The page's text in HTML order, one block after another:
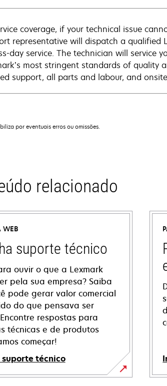
coverage, if your technical issue
representative will dispatch a qualified
day service. The technician will service
most stringent standards of quality
support, all parts and labour, and
por eventuais erros ou omissões.
relacionado
WEB
suporte técnico
ouvir o que a Lexmark
pela sua empresa? Saiba
pode gerar valor comercial
do que pensava ser
respostas para
técnicas e de produtos
começar!
técnico